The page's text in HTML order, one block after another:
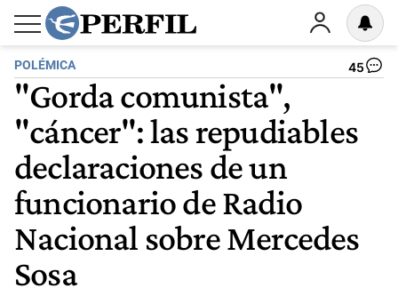
POLÉMICA 45
"Gorda comunista",
"cáncer": las repudiables
declaraciones de un
funcionario de Radio
Nacional sobre Mercedes
Sosa